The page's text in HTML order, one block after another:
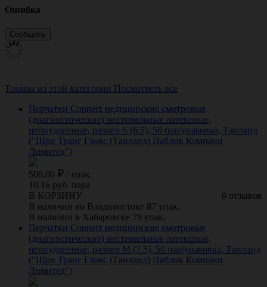
Ошибка
Товары из этой категории Посмотреть все
Перчатки Connect медицинские смотровые
(диагностические) нестерильные латексные,
неопудренные, размер S (6.5), 50 пар/упаковка, Таиланд
("Шри Транг Гловс (Таиланд) Паблик Компани
Лимитед")
508.00 / упак
10.16 руб. пара
0 отзывов
В КОРЗИНУ
В наличии во Владивостоке 87 упак.
В наличии в Хабаровске 79 упак.
Перчатки Connect медицинские смотровые
(диагностические) нестерильные латексные,
неопудренные, размер M (7.5), 50 пар/упаковка, Таиланд
("Шри Транг Гловс (Таиланд) Паблик Компани
Лимитед")